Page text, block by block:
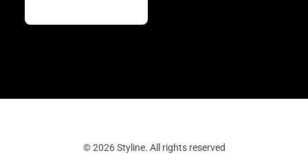
© 2026 Styline. All rights reserved